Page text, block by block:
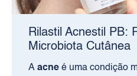
Rilastil Acnestil PB:
Microbiota Cutânea
A acne é uma condição